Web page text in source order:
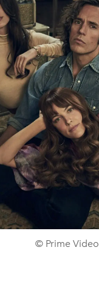
© Prime Video